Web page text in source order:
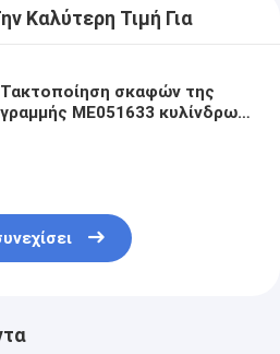
Καλύτερη Τιμή Για
Τακτοποίηση σκαφών της
γραμμής ME051633 κυλίνδρων